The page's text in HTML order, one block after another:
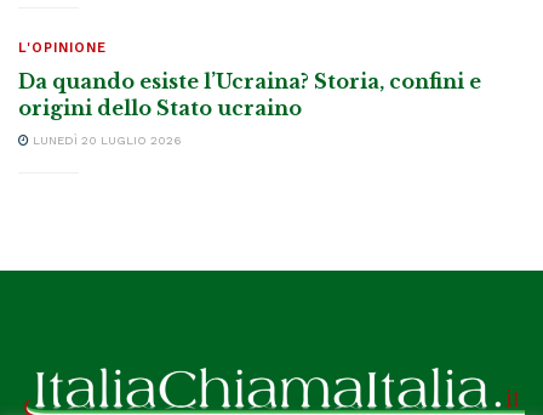
L'OPINIONE
Da quando esiste l’Ucraina? Storia, confini e
origini dello Stato ucraino
LUNEDÌ 20 LUGLIO 2026